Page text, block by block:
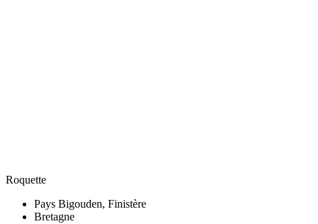
Roquette
Pays Bigouden, Finistère
Bretagne